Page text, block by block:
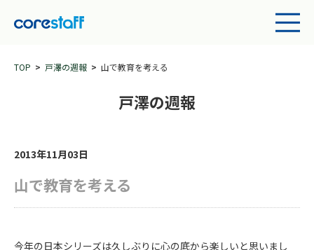
TOP 戸澤の週報 山で教育を考える
戸澤の週報
2013年11月03日
山で教育を考える
今年の日本シリーズは久しぶりに心の底から楽しいと思いまし